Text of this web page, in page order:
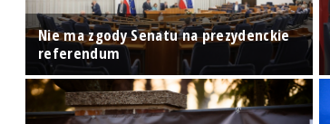
Nie ma zgody Senatu na prezydenckie
referendum